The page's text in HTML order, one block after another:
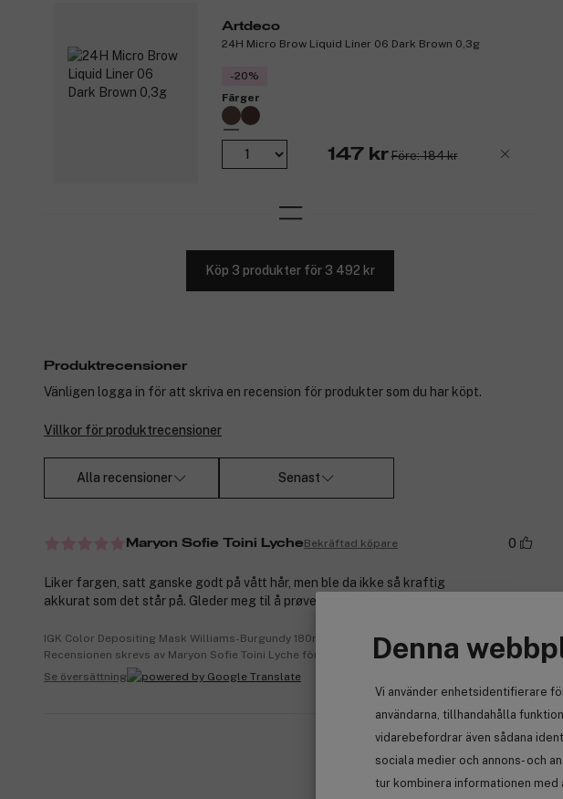
Denna
Vi använder enhetsidentifierare
användarna, tillhandahålla
vidarebefordrar även sådana
sociala medier och annons- och
tur kombinera informationen
Artdeco
24H Micro Brow Liquid Liner 06 Dark Brown 0,3g
-20%
Färger
147 kr Före: 184 kr
Köp 3 produkter för 3 492 kr
Produktrecensioner
Vänligen logga in för att skriva en recension för produkter som du har köpt.
Villkor för produktrecensioner
Alla recensioner Senast
Maryon Sofie Toini LycheBekräftad köpare 0
Liker fargen, satt ganske godt på vått hår, men ble da ikke så kraftig
akkurat som det står på. Gleder meg til å prøve i tørt hår også:)
IGK Color Depositing Mask Williams-Burgundy 180ml
Recensionen skrevs av Maryon Sofie Toini Lyche för 4 månader sedan | cocopanda.no
Se översättning
Anmäl